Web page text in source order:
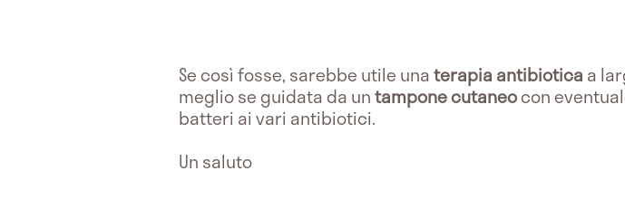
Se così fosse, sarebbe utile unaterapia antibiotica a
meglio se guidata da untampone cutaneocon
batteri ai vari antibiotici.
Un saluto